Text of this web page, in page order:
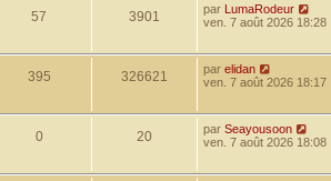
57 3901 par LumaRodeur
ven. 7 août 2026 18:28
395 326621 par elidan
ven. 7 août 2026 18:17
0 20 par Seayousoon
ven. 7 août 2026 18:08